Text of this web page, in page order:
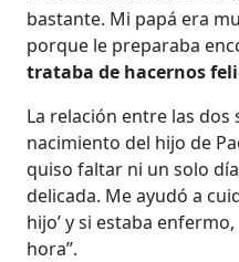
bastante. Mi papá era
porque le preparaba
trataba de hacernos
La relación entre las dos
nacimiento del hijo de
quiso faltar ni un solo
delicada. Me ayudó a
hijo’ y si estaba
hora”.